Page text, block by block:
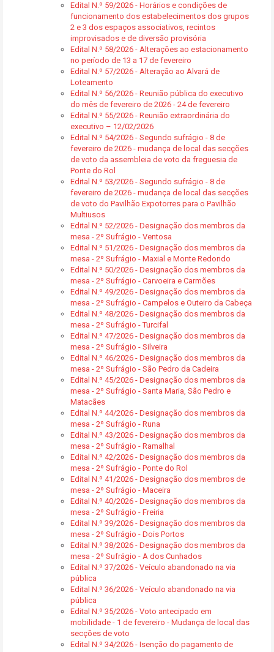
Edital N.º 59/2026 - Horários e condições de
funcionamento dos estabelecimentos dos grupos
2 e 3 dos espaços associativos, recintos
improvisados e de diversão provisória
Edital N.º 58/2026 - Alterações ao estacionamento
no período de 13 a 17 de fevereiro
Edital N.º 57/2026 - Alteração ao Alvará de
Loteamento
Edital N.º 56/2026 - Reunião pública do executivo
do mês de fevereiro de 2026 - 24 de fevereiro
Edital N.º 55/2026 - Reunião extraordinária do
executivo – 12/02/2026
Edital N.º 54/2026 - Segundo sufrágio - 8 de
fevereiro de 2026 - mudança de local das secções
de voto da assembleia de voto da freguesia de
Ponte do Rol
Edital N.º 53/2026 - Segundo sufrágio - 8 de
fevereiro de 2026 - mudança de local das secções
de voto do Pavilhão Expotorres para o Pavilhão
Multiusos
Edital N.º 52/2026 - Designação dos membros da
mesa - 2º Sufrágio - Ventosa
Edital N.º 51/2026 - Designação dos membros da
mesa - 2º Sufrágio - Maxial e Monte Redondo
Edital N.º 50/2026 - Designação dos membros da
mesa - 2º Sufrágio - Carvoeira e Carmões
Edital N.º 49/2026 - Designação dos membros da
mesa - 2º Sufrágio - Campelos e Outeiro da Cabeça
Edital N.º 48/2026 - Designação dos membros da
mesa - 2º Sufrágio - Turcifal
Edital N.º 47/2026 - Designação dos membros da
mesa - 2º Sufrágio - Silveira
Edital N.º 46/2026 - Designação dos membros da
mesa - 2º Sufrágio - São Pedro da Cadeira
Edital N.º 45/2026 - Designação dos membros da
mesa - 2º Sufrágio - Santa Maria, São Pedro e
Matacães
Edital N.º 44/2026 - Designação dos membros da
mesa - 2º Sufrágio - Runa
Edital N.º 43/2026 - Designação dos membros da
mesa - 2º Sufrágio - Ramalhal
Edital N.º 42/2026 - Designação dos membros da
mesa - 2º Sufrágio - Ponte do Rol
Edital N.º 41/2026 - Designação dos membros de
mesa - 2º Sufrágio - Maceira
Edital N.º 40/2026 - Designação dos membros da
mesa - 2º Sufrágio - Freiria
Edital N.º 39/2026 - Designação dos membros da
mesa - 2º Sufrágio - Dois Portos
Edital N.º 38/2026 - Designação dos membros da
mesa - 2º Sufrágio - A dos Cunhados
Edital N.º 37/2026 - Veículo abandonado na via
pública
Edital N.º 36/2026 - Veículo abandonado na via
pública
Edital N.º 35/2026 - Voto antecipado em
mobilidade - 1 de fevereiro - Mudança de local das
secções de voto
Edital N.º 34/2026 - Isenção do pagamento de